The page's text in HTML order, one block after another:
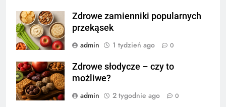
Zdrowe zamienniki popularnych
przekąsek
admin
1 tydzień ago 0
Zdrowe słodycze – czy to
możliwe?
admin
2 tygodnie ago 0